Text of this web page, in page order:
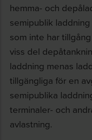
hemma- och
semipublik
som inte har
viss del
laddning menas
tillgängliga för en
semipublika
terminaler- och
avlastning.